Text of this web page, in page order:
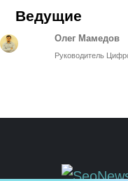
Ведущие
Олег Мамедов
Руководитель